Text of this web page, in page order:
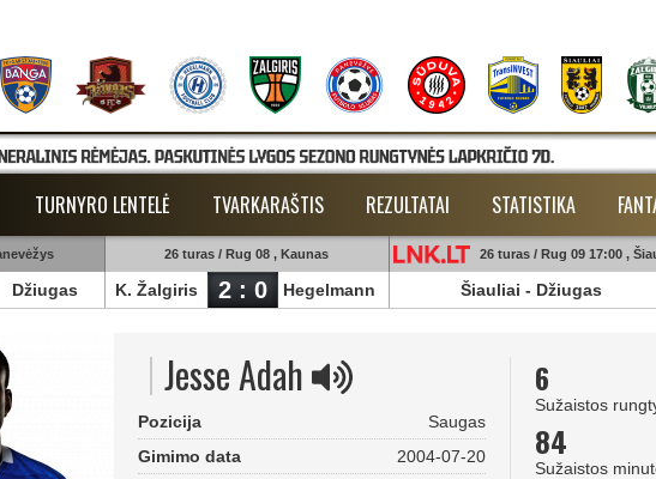
TURNYRO LENTELĖ TVARKARAŠTIS REZULTATAI STATISTIKA
Džiugas
26 turas / Rug 08 , Kaunas
K. Žalgiris 2 : 0 Hegelmann
26 turas / Rug 09 17:00 ,
Šiauliai - Džiugas
Jesse Adah
Pozicija
Saugas
Gimimo data
2004-07-20
6
Sužaistos
84
Sužaistos